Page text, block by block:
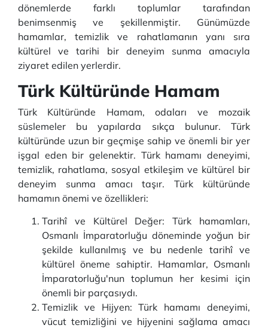
dönemlerde farklı toplumlar tarafından
benimsenmiş ve şekillenmiştir. Günümüzde
hamamlar, temizlik ve rahatlamanın yanı sıra
kültürel ve tarihi bir deneyim sunma amacıyla
ziyaret edilen yerlerdir.
Türk Kültüründe Hamam
Türk Kültüründe Hamam, odaları ve mozaik
süslemeler bu yapılarda sıkça bulunur. Türk
kültüründe uzun bir geçmişe sahip ve önemli bir yer
işgal eden bir gelenektir. Türk hamamı deneyimi,
temizlik, rahatlama, sosyal etkileşim ve kültürel bir
deneyim sunma amacı taşır. Türk kültüründe
hamamın önemi ve özellikleri:
Tarihî ve Kültürel Değer: Türk hamamları,
Osmanlı İmparatorluğu döneminde yoğun bir
şekilde kullanılmış ve bu nedenle tarihî ve
kültürel öneme sahiptir. Hamamlar, Osmanlı
İmparatorluğu'nun toplumun her kesimi için
önemli bir parçasıydı.
Temizlik ve Hijyen: Türk hamamı deneyimi,
vücut temizliğini ve hijyenini sağlama amacı